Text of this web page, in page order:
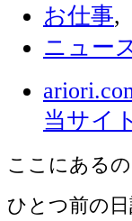
お仕事,
ニュー
当サイ
ここにある
ひとつ前の日